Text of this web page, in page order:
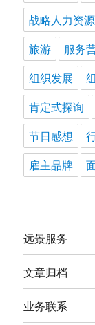
战略人力资
旅游
服务
组织发展
肯定式探询
节日感想
雇主品牌
远景服务
文章归档
业务联系